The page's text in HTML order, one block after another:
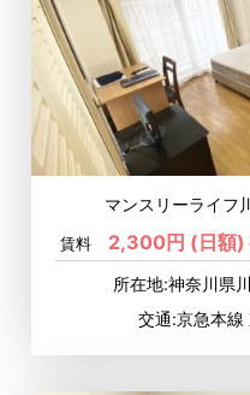
マンスリーライ
賃料 2,300円 (日額)
所在地:神奈川県
交通:京急本